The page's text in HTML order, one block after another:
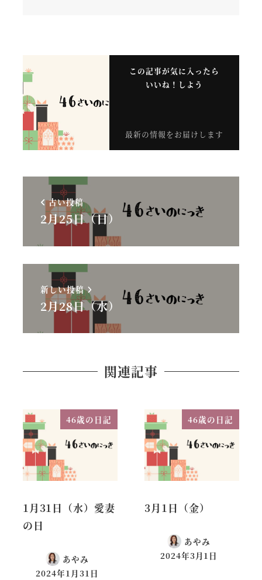
この記事が気に入ったら
いいね！しよう
最新の情報をお届けします
古い投稿
2月25日（日）
新しい投稿
2月28日（水）
関連記事
46歳の日記
1月31日（水）愛妻
の日
あやみ
2024年1月31日
46歳の日記
3月1日（金）
あやみ
2024年3月1日